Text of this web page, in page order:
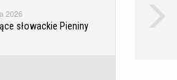
2026
słowackie Pieniny